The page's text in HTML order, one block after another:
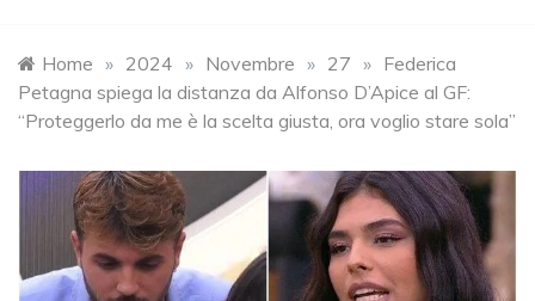
Home » 2024 » Novembre » 27 » Federica
Petagna spiega la distanza da Alfonso D’Apice al GF:
“Proteggerlo da me è la scelta giusta, ora voglio stare sola”